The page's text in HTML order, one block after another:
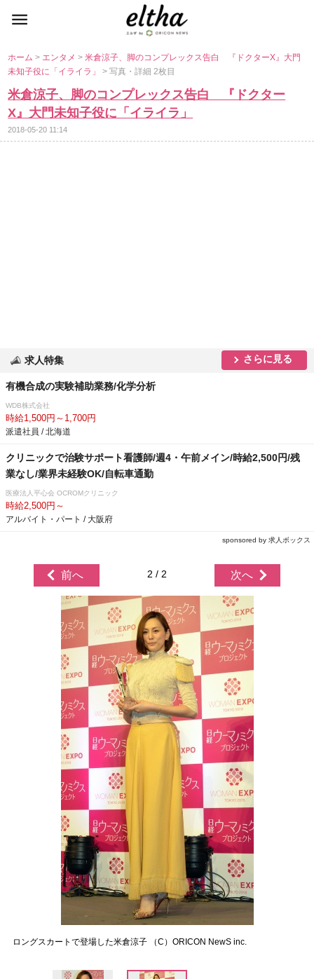
ホーム> エンタメ>米倉涼子、脚のコンプレックス告白 『ドクターX』大門
未知子役に「イライラ」> 写真・詳細 2枚目
米倉涼子、脚のコンプレックス告白 『ドクター
X』大門未知子役に「イライラ」
2018-05-20 11:14
求人特集 さらに見る
有機合成の実験補助業務/化学分析
WDB株式会社
時給1,500円～1,700円
派遣社員 / 北海道
クリニックで治験サポート看護師/週4・午前メイン/時給2,500円/残
業なし/業界未経験OK/自転車通勤
医療法人平心会 OCROMクリニック
時給2,500円～
アルバイト・パート / 大阪府
sponsored by 求人ボックス
前へ 2 / 2 次へ
ロングスカートで登場した米倉涼子 （C）ORICON NewS inc.